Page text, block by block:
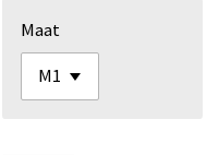
Maat